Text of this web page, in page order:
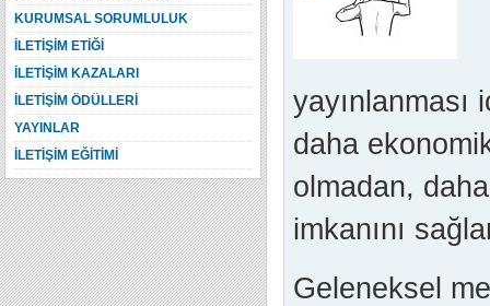
daha
olmadan,
imkanını
Geleneksel
KURUMSAL SORUMLULUK
İLETİŞİM ETİĞİ
İLETİŞİM KAZALARI
İLETİŞİM ÖDÜLLERİ
YAYINLAR
İLETİŞİM EĞİTİMİ